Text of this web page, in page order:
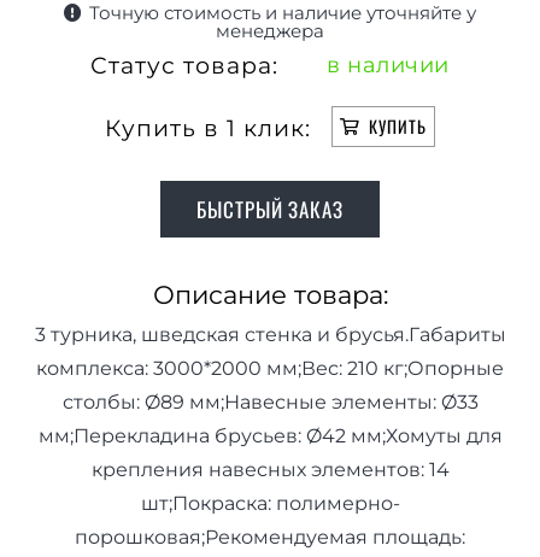
Точную стоимость и наличие уточняйте у
менеджера
Статус товара: в наличии
Купить в 1 клик: КУПИТЬ
БЫСТРЫЙ ЗАКАЗ
Описание товара:
3 турника, шведская стенка и брусья.Габариты
комплекса: 3000*2000 мм;Вес: 210 кг;Опорные
столбы: Ø89 мм;Навесные элементы: Ø33
мм;Перекладина брусьев: Ø42 мм;Хомуты для
крепления навесных элементов: 14
шт;Покраска: полимерно-
порошковая;Рекомендуемая площадь: